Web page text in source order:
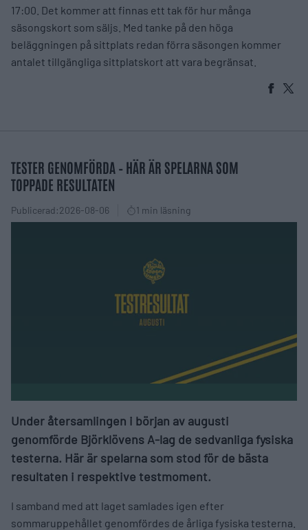
17:00. Det kommer att finnas ett tak för hur många
säsongskort som säljs. Med tanke på den höga
beläggningen på sittplats redan förra säsongen kommer
antalet tillgängliga sittplatskort att vara begränsat.
TESTER GENOMFÖRDA – HÄR ÄR SPELARNA SOM
TOPPADE RESULTATEN
Publicerad:2026-08-06 1 min läsning
Under återsamlingen i början av augusti
genomförde Björklövens A-lag de sedvanliga fysiska
testerna. Här är spelarna som stod för de bästa
resultaten i respektive testmoment.
I samband med att laget samlades igen efter
sommaruppehållet genomfördes de årliga fysiska testerna.